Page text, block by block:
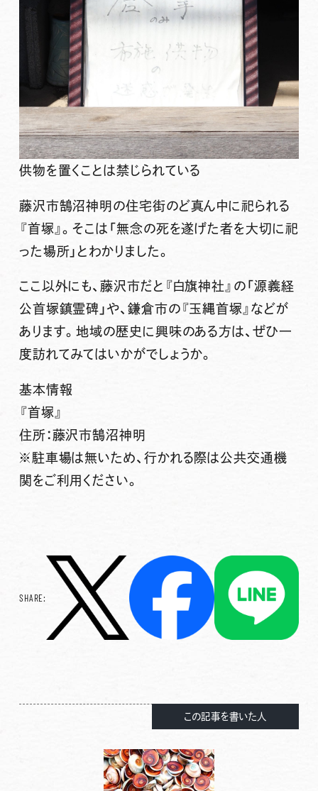
供物を置くことは禁じられている
藤沢市鵠沼神明の住宅街のど真ん中に祀られる
『首塚』。そこは「無念の死を遂げた者を大切に祀
った場所」とわかりました。
ここ以外にも、藤沢市だと『白旗神社』の「源義経
公首塚鎮霊碑」や、鎌倉市の『玉縄首塚』などが
あります。地域の歴史に興味のある方は、ぜひ一
度訪れてみてはいかがでしょうか。
基本情報
『首塚』
住所：藤沢市鵠沼神明
※駐車場は無いため、行かれる際は公共交通機
関をご利用ください。
SHARE:
この記事を書いた人